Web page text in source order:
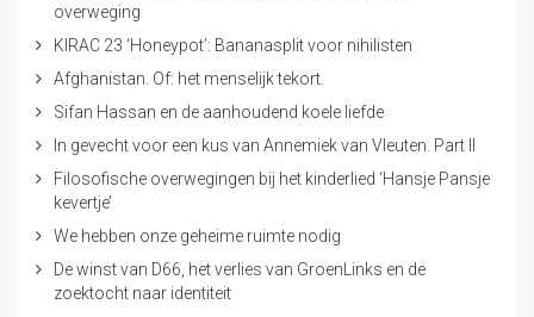
overweging
KIRAC 23 ‘Honeypot’: Bananasplit voor nihilisten
Afghanistan. Of: het menselijk tekort.
Sifan Hassan en de aanhoudend koele liefde
In gevecht voor een kus van Annemiek van Vleuten. Part II
Filosofische overwegingen bij het kinderlied ‘Hansje Pansje
kevertje’
We hebben onze geheime ruimte nodig
De winst van D66, het verlies van GroenLinks en de
zoektocht naar identiteit